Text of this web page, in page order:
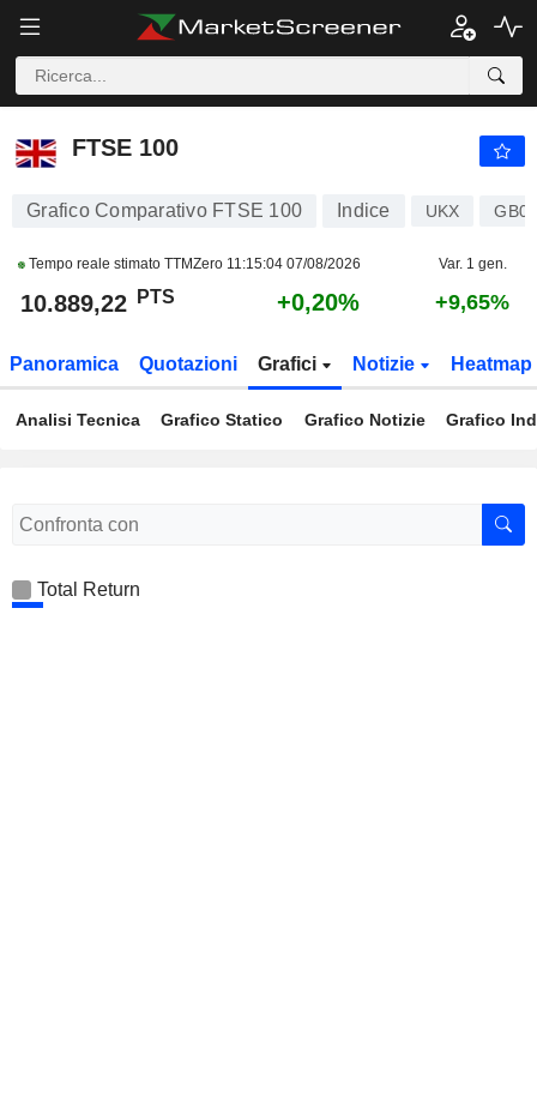
FTSE 100
FTSE 100
Grafico Comparativo FTSE 100 Indice UKX
Tempo reale stimato TTMZero 11:15:04 07/08/2026 Var. 1 gen.
10.889,22 PTS +0,20% +9,65%
Panoramica Quotazioni Grafici Notizie Heatmap
Analisi Tecnica Grafico Statico Grafico Notizie Grafico
Total Return